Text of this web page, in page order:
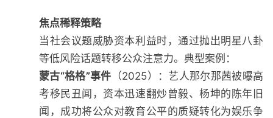
焦点稀释策略
当社会议题威胁资本利益时，通过抛出明星八卦
等低风险话题转移公众注意力。典型案例：
蒙古“格格”事件 （2025）：艺人那尔那茜被曝高
考移民丑闻，资本迅速翻炒曾毅、杨坤的陈年旧
闻，成功将公众对教育公平的质疑转化为娱乐争